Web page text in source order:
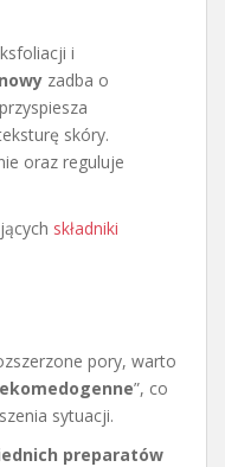
i
zadba o
przyspiesza
skóry.
oraz reguluje
składniki
pory, warto
”, co
sytuacji.
preparatów